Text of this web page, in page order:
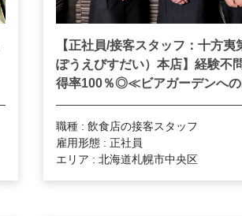
【正社員/接客スタッフ：十方夷
ぽうえびすだい）本店】経験不
得率100％◎≪ビアガーデンへの
職種 : 飲食店の接客スタッフ
雇用形態 : 正社員
エリア : 北海道札幌市中央区